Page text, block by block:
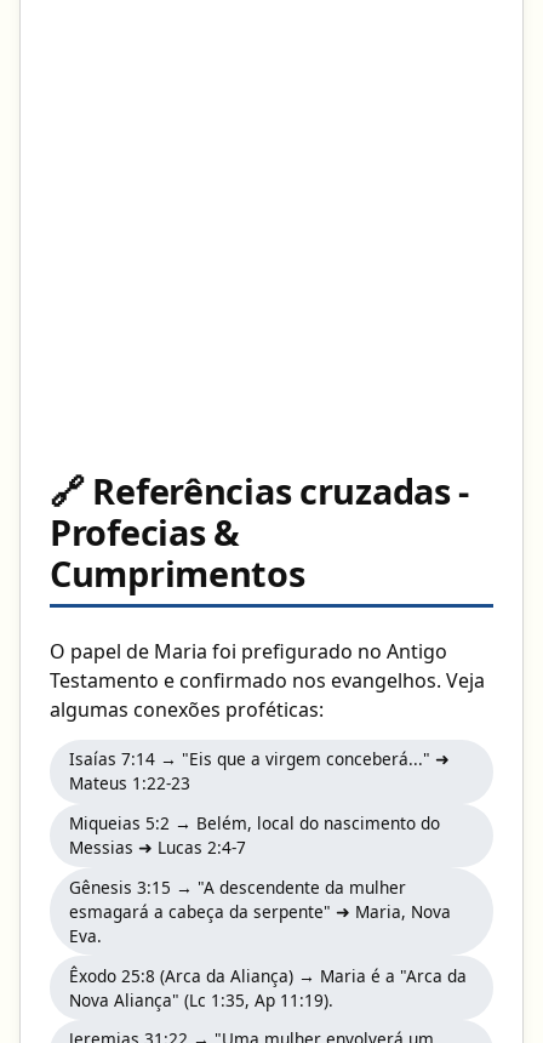
🔗 Referências cruzadas -
Profecias &
Cumprimentos
O papel de Maria foi prefigurado no Antigo
Testamento e confirmado nos evangelhos. Veja
algumas conexões proféticas:
Isaías 7:14 → "Eis que a virgem conceberá..." ➜
Mateus 1:22-23
Miqueias 5:2 → Belém, local do nascimento do
Messias ➜ Lucas 2:4-7
Gênesis 3:15 → "A descendente da mulher
esmagará a cabeça da serpente" ➜ Maria, Nova
Eva.
Êxodo 25:8 (Arca da Aliança) → Maria é a "Arca da
Nova Aliança" (Lc 1:35, Ap 11:19).